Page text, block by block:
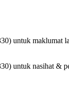
untuk maklumat
untuk nasihat &